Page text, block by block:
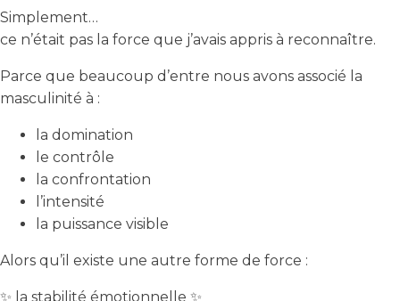
Simplement…
ce n’était pas la force que j’avais appris à reconnaître.
Parce que beaucoup d’entre nous avons associé la
masculinité à :
la domination
le contrôle
la confrontation
l’intensité
la puissance visible
Alors qu’il existe une autre forme de force :
✨ la stabilité émotionnelle ✨